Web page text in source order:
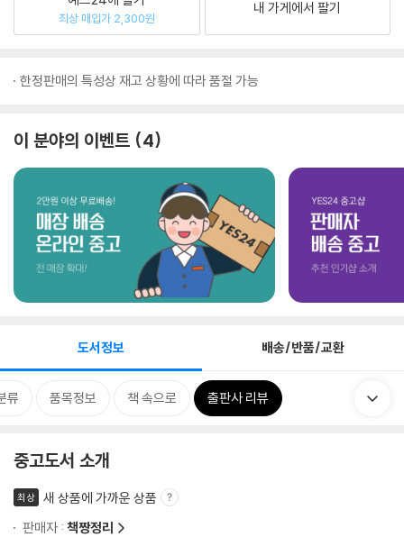
최상 매입가 2,300원
내 가게에서 팔기
한정판매의 특성상 재고 상황에 따라 품절 가능
이 분야의 이벤트 4
도서정보 배송/반품/교환
류 품목정보 책 속으로 출판사 리뷰
중고도서 소개
최상
새 상품에 가까운 상품
판매자 : 책짱정리